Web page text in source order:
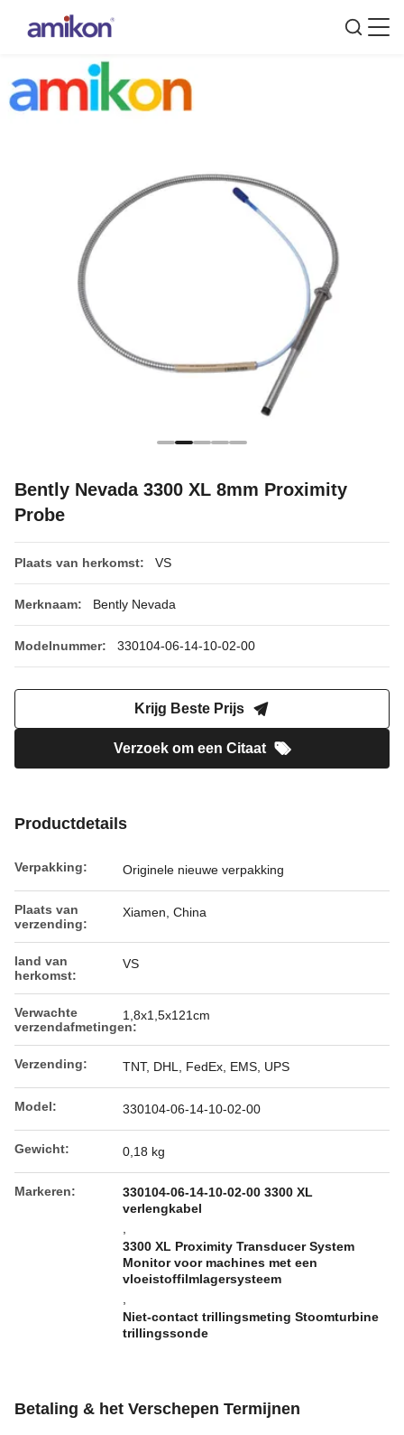
Bently Nevada 3300 XL 8mm Proximity
Probe
Plaats van herkomst: VS
Merknaam: Bently Nevada
Modelnummer: 330104-06-14-10-02-00
Krijg Beste Prijs
Verzoek om een Citaat
Productdetails
Verpakking: Originele nieuwe verpakking
Plaats van
verzending:
Xiamen, China
land van
herkomst:
VS
Verwachte
verzendafmetingen:
1,8x1,5x121cm
Verzending: TNT, DHL, FedEx, EMS, UPS
Model: 330104-06-14-10-02-00
Gewicht: 0,18 kg
Markeren:
330104-06-14-10-02-00 3300 XL
verlengkabel
3300 XL Proximity Transducer System
Monitor voor machines met een
vloeistoffilmlagersysteem
Niet-contact trillingsmeting Stoomturbine
trillingssonde
Betaling & het Verschepen Termijnen